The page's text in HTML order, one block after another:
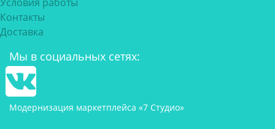
Контакты
Доставка
Мы в социальных сетях:
Модернизация маркетплейса «7 Студио»